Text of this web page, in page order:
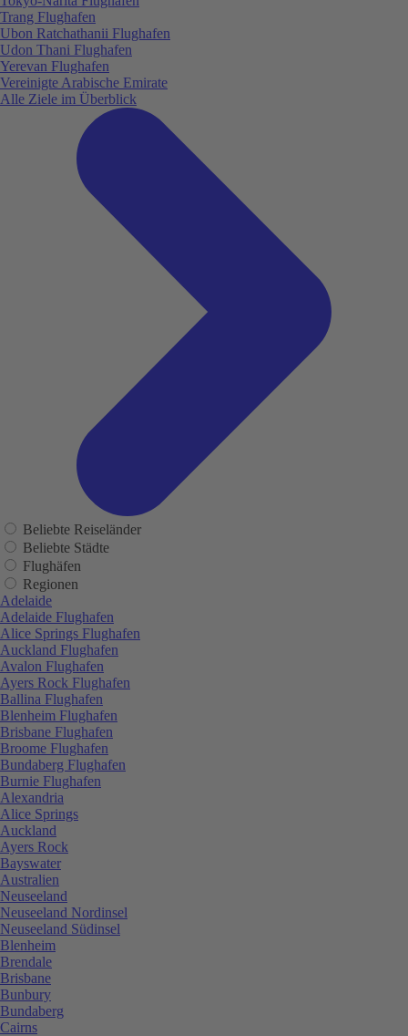
Trang Flughafen
Ubon Ratchathanii Flughafen
Udon Thani Flughafen
Yerevan Flughafen
Vereinigte Arabische Emirate
Alle Ziele im Überblick
Beliebte Reiseländer
Beliebte Städte
Flughäfen
Regionen
Adelaide
Adelaide Flughafen
Alice Springs Flughafen
Auckland Flughafen
Avalon Flughafen
Ayers Rock Flughafen
Ballina Flughafen
Blenheim Flughafen
Brisbane Flughafen
Broome Flughafen
Bundaberg Flughafen
Burnie Flughafen
Alexandria
Alice Springs
Auckland
Ayers Rock
Bayswater
Australien
Neuseeland
Neuseeland Nordinsel
Neuseeland Südinsel
Blenheim
Brendale
Brisbane
Bunbury
Bundaberg
Cairns